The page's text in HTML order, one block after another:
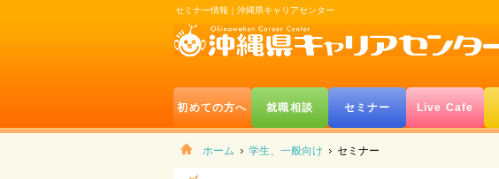
セミナー情報｜沖縄県キャリアセンター
初めての方へ 就職相談 セミナー Live Cafe
ホーム 学生、一般向け セミナー